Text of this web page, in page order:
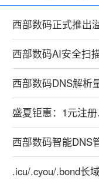
西部数码AI安全扫
西部数码DNS解析
西部数码智能DNS
.icu/.cyou/.bond长